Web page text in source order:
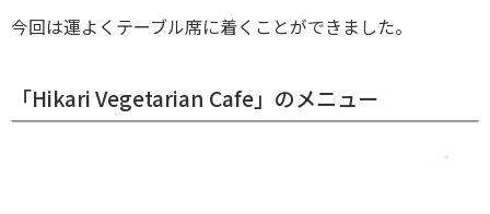
今回は運よくテーブル席に着くことができました。
「Hikari Vegetarian Cafe」のメニュー